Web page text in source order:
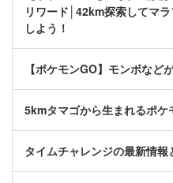
リワード│42km探索してマ
しよう！
【ポケモンGO】モンボなど
5kmタマゴから生まれるポケ
タイムチャレンジの最新情報